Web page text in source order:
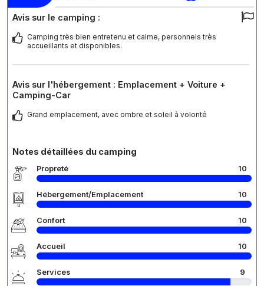
Avis sur le camping :
Camping très bien entretenu et calme, personnels très
accueillants et disponibles.
Avis sur l'hébergement : Emplacement + Voiture +
Camping-Car
Grand emplacement, avec ombre et soleil à volonté
Notes détaillées du camping
Propreté 10
Hébergement/Emplacement 10
Confort 10
Accueil 10
Services 9